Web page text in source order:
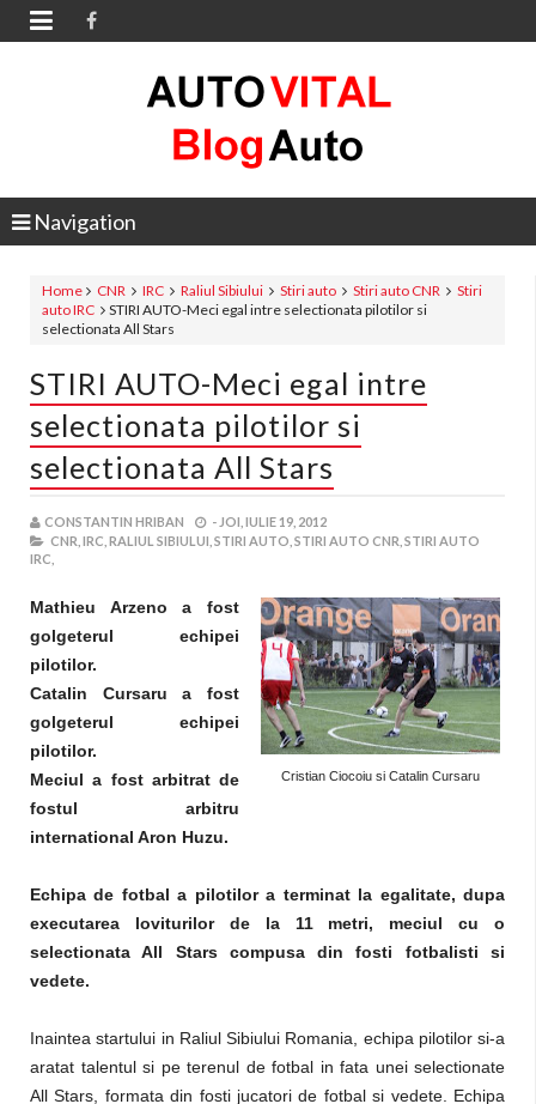

Navigation
Home CNR IRC Raliul Sibiului Stiri auto Stiri auto CNR
Stiri
auto IRC
STIRI AUTO-Meci egal intre selectionata pilotilor si
selectionata All Stars
STIRI AUTO-Meci egal intre
selectionata pilotilor si
selectionata All Stars
CONSTANTIN HRIBAN - JOI, IULIE 19, 2012
CNR, IRC, RALIUL SIBIULUI, STIRI AUTO, STIRI AUTO CNR, STIRI AUTO
IRC,
Cristian Ciocoiu si Catalin Cursaru
Mathieu Arzeno a fost
golgeterul echipei
pilotilor.
Catalin Cursaru a fost
golgeterul echipei
pilotilor.
Meciul a fost arbitrat de
fostul arbitru
international Aron Huzu.
Echipa de fotbal a pilotilor a terminat la egalitate, dupa
executarea loviturilor de la 11 metri, meciul cu o
selectionata All Stars compusa din fosti fotbalisti si
vedete.
Inaintea startului in Raliul Sibiului Romania, echipa pilotilor si-a
aratat talentul si pe terenul de fotbal in fata unei selectionate
All Stars, formata din fosti jucatori de fotbal si vedete. Echipa